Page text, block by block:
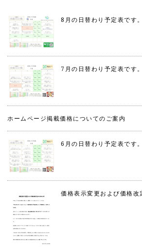
8月の日替わり予定表です。
7月の日替わり予定表です。
ホームページ掲載価格についてのご案内
6月の日替わり予定表です。
価格表示変更および価格改